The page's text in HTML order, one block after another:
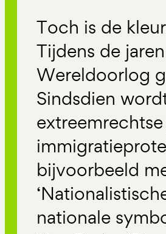
Toch is de
Tijdens de
Wereldoorlog
Sindsdien
bijvoorbeeld
nationale